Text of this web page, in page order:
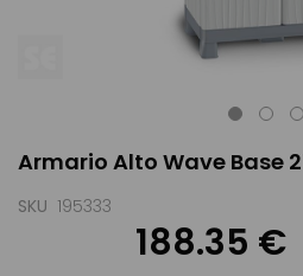
Armario Alto Wave Base
SKU 195333
188.35 €
al
de